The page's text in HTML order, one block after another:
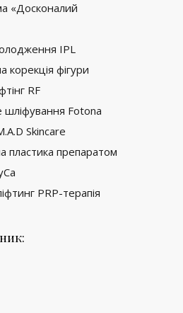
«Досконалий
IPL
корекція фігури
RF
Fotona
Skincare
пластика препаратом
PRP-терапія